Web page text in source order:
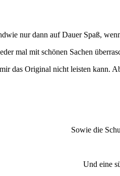
nur dann auf Dauer Spaß,
mal mit schönen Sachen
das Original nicht leisten kann.
Sowie die
Und eine